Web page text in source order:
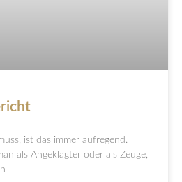
ist das immer aufregend.
als Angeklagter oder als Zeuge,